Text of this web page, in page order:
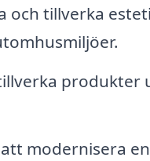
och tillverka
produkter
modernisera